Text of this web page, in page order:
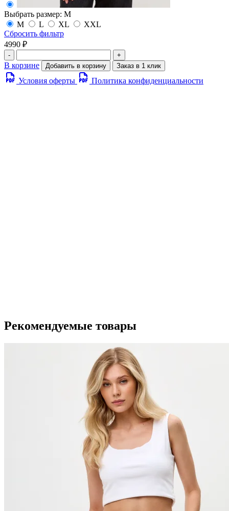
Выбрать размер: M
M
L XL
XXL
Сбросить фильтр
4990 ₽
- +
В корзине Добавить в корзину Заказ в 1 клик
Условия оферты Политика конфиденциальности
Рекомендуемые товары